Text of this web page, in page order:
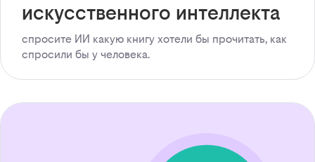
искусственного интеллекта
спросите ИИ какую книгу хотели бы прочитать, как
спросили бы у человека.